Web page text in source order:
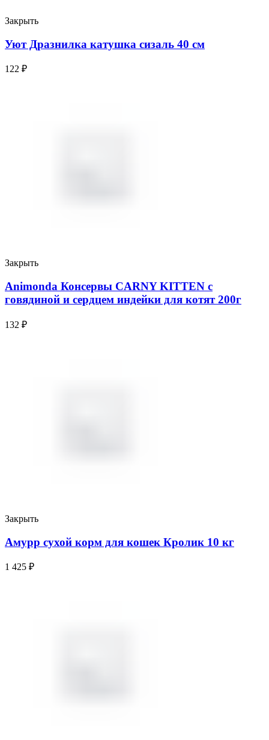
Закрыть
Уют Дразнилка катушка сизаль 40 см
122 ₽
Закрыть
Animonda Консервы CARNY KITTEN с
говядиной и сердцем индейки для котят 200г
132 ₽
Закрыть
Амурр сухой корм для кошек Кролик 10 кг
1 425 ₽